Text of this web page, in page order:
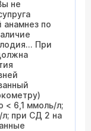
не
по
При
< 6,1 ммоль/л;
л; при СД 2 на